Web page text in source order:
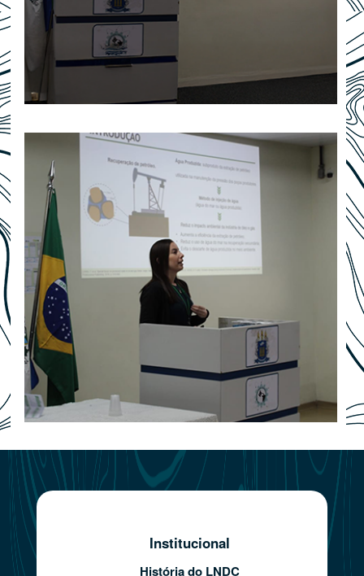
Institucional
História do LNDC